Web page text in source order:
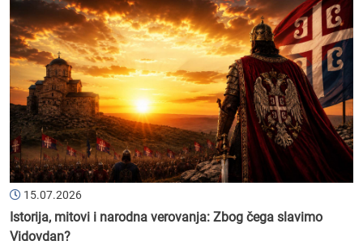
15.07.2026
Istorija, mitovi i narodna verovanja: Zbog čega slavimo
Vidovdan?